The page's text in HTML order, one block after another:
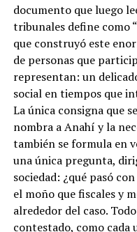
documento que luego
tribunales define como
que construyó este
de personas que
representan: un
social en tiempos que
La única consigna que
nombra a Anahí y la
también se formula en
una única pregunta,
sociedad: ¿qué pasó
el moño que fiscales y
alrededor del caso.
contestado, como cada